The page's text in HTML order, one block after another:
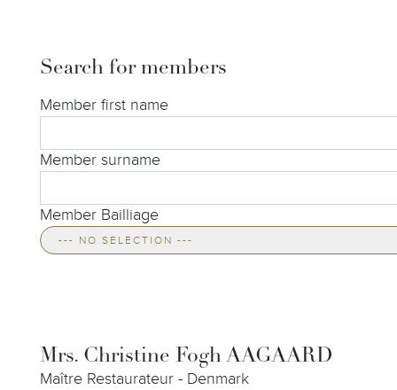
Search for members
Member first name
Member surname
Member Bailliage
--- NO SELECTION ---
Mrs. Christine Fogh AAGAARD
Maître Restaurateur - Denmark